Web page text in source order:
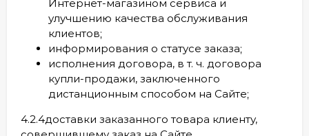
Интернет-магазином сервиса и
улучшению качества обслуживания
клиентов;
информирования о статусе заказа;
исполнения договора, в т. ч. договора
купли-продажи, заключенного
дистанционным способом на Сайте;
4.2.4доставки заказанного товара клиенту,